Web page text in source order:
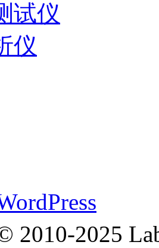
试仪
仪
2010-2025